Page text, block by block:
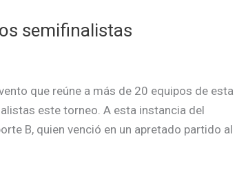
semifinalistas
que reúne a más de 20 equipos de esta
este torneo. A esta instancia del
B, quien venció en un apretado partido al